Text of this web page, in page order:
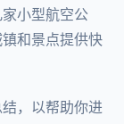
小型航空公
和景点提供快
，以帮助你进